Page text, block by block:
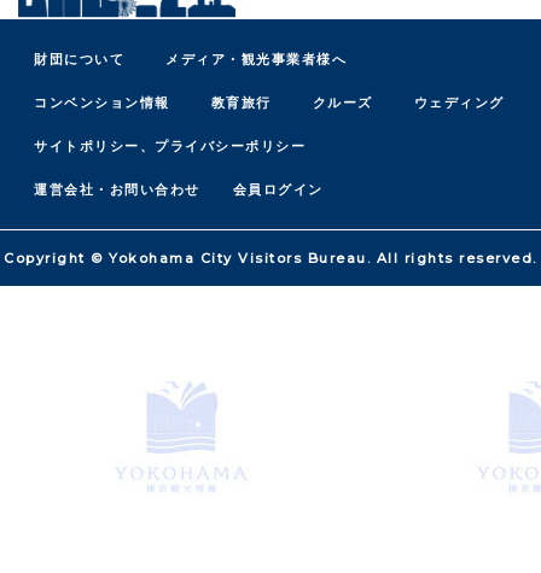
財団について メディア・観光事業者様へ
コンベンション情報 教育旅行 クルーズ ウェディング
サイトポリシー、プライバシーポリシー
運営会社・お問い合わせ 会員ログイン
Copyright © Yokohama City Visitors Bureau. All rights reserved.